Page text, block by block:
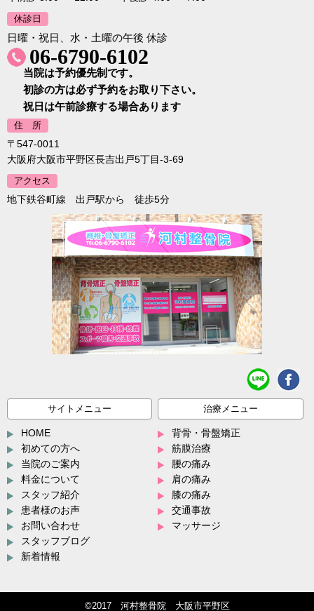
休診日
日曜・祝日、水・土曜の午後 休診
06-6790-6102
当院は予約優先制です。
初診の方は必ず予約をお取り下さい。
祝日は午前診療する場合あります
住 所
〒547-0011
大阪府大阪市平野区長吉出戸5丁目-3-69
アクセス
地下鉄谷町線 出戸駅から 徒歩5分
サイトメニュー
HOME
初めての方へ
当院のご案内
料金について
スタッフ紹介
患者様のお声
お問い合わせ
スタッフブログ
新着情報
治療メニュー
背骨・骨盤矯正
筋膜治療
腰の痛み
肩の痛み
膝の痛み
交通事故
マッサージ
©2017 河村整骨院 大阪市平野区